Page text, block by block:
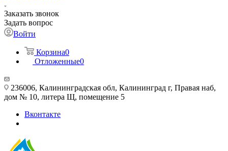
Заказать звонок
Задать вопрос
Войти
Корзина0
Отложенные0
236006, Калининградская обл, Калининград г, Правая наб,
дом № 10, литера Щ, помещение 5
Вконтакте